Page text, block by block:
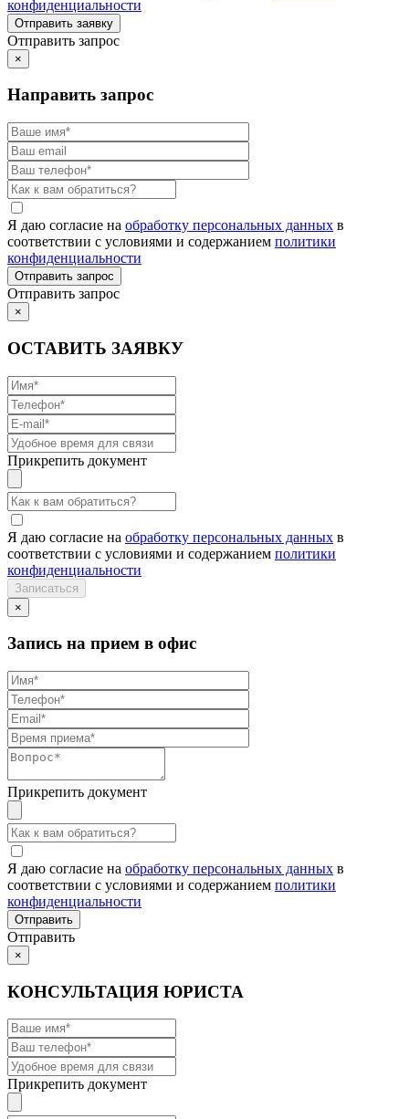
конфиденциальности
Отправить запрос
×
Направить запрос
Я даю согласие на обработку персональных данных в
соответствии с условиями и содержанием политики
конфиденциальности
Отправить запрос
×
ОСТАВИТЬ ЗАЯВКУ
Прикрепить документ
Я даю согласие на обработку персональных данных в
соответствии с условиями и содержанием политики
конфиденциальности
×
Запись на прием в офис
Прикрепить документ
Я даю согласие на обработку персональных данных в
соответствии с условиями и содержанием политики
конфиденциальности
Отправить
×
КОНСУЛЬТАЦИЯ ЮРИСТА
Прикрепить документ